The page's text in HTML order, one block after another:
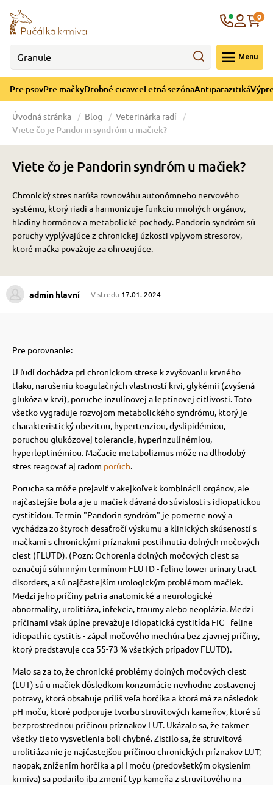
Menu
0
Pre psovPre mačkyDrobné cicavceLetná sezónaAntiparazitiká
psov
Pre psov
psov
psov
psov
psov
psov
pre psov
a ohlávky
psov
so psom
mačky
Pre mačky
mačky
pre mačky
mačky
mačky
a pelechy
mačky
mačky
mačky
mačky
podložky
poukazy
cicavce
Drobné cicavce
vitamíny
sezóna
Letná sezóna
ochladenie
Výpredaj
CZK
Úvodná stránka Blog Veterinárka radí
Viete čo je Pandorin syndróm u mačiek?
Viete čo je Pandorin syndróm u mačiek?
Chronický stres narúša rovnováhu autonómneho nervového
systému, ktorý riadi a harmonizuje funkciu mnohých orgánov,
hladiny hormónov a metabolické pochody. Pandorín syndróm sú
poruchy vyplývajúce z chronickej úzkosti vplyvom stresorov,
ktoré mačka považuje za ohrozujúce.
admin hlavní V stredu 17.01. 2024
Pre porovnanie:
U ľudí dochádza pri chronickom strese k zvyšovaniu krvného
tlaku, narušeniu koagulačných vlastností krvi, glykémii (zvyšená
glukóza v krvi), poruche inzulínovej a leptínovej citlivosti.Toto
všetko vygraduje rozvojom metabolického syndrómu, ktorý je
charakteristický obezitou, hypertenziou, dyslipidémiou,
poruchou glukózovej tolerancie, hyperinzulínémiou,
hyperleptinémiou. Mačacie metabolizmus môže na dlhodobý
stres reagovať aj radom porúch.
Porucha sa môže prejaviť v akejkoľvek kombinácii orgánov, ale
najčastejšie bola a je u mačiek dávaná do súvislosti s idiopatickou
cystitídou.Termín "Pandorin syndróm" je pomerne nový a
vychádza zo štyroch desaťročí výskumu a klinických skúseností s
mačkami s chronickými príznakmi postihnutia dolných močových
ciest (FLUTD). (Pozn: Ochorenia dolných močových ciest sa
označujú súhrnným termínom FLUTD - feline lower urinary tract
disorders, a sú najčastejším urologickým problémom mačiek.
Medzi jeho príčiny patria anatomické a neurologické
abnormality, urolitiáza, infekcia, traumy alebo neoplázia. Medzi
príčinami však úplne prevažuje idiopatická cystitída FIC - feline
idiopathic cystitis - zápal močového mechúra bez zjavnej príčiny,
ktorý predstavuje cca 55-73 % všetkých prípadov FLUTD).
Malo sa za to, že chronické problémy dolných močových ciest
(LUT) sú u mačiek dôsledkom konzumácie nevhodne zostavenej
potravy, ktorá obsahuje príliš veľa horčíka a ktorá má za následok
pH moču, ktoré podporuje tvorbu struvitových kameňov, ktoré sú
bezprostrednou príčinou príznakov LUT. Ukázalo sa, že takmer
všetky tieto vysvetlenia boli chybné. Zistilo sa, že struvitová
urolitiáza nie je najčastejšou príčinou chronických príznakov LUT;
naopak, znížením horčíka a pH moču (predovšetkým okyslením
krmiva) sa podarilo iba zmeniť typ kameňa z struvitového na